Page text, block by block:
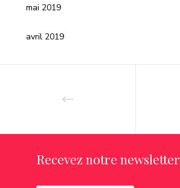
mai 2019
avril 2019
Recevez notre newsletter